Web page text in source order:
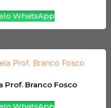
WhatsApp
Prof. Branco Fosco
WhatsApp